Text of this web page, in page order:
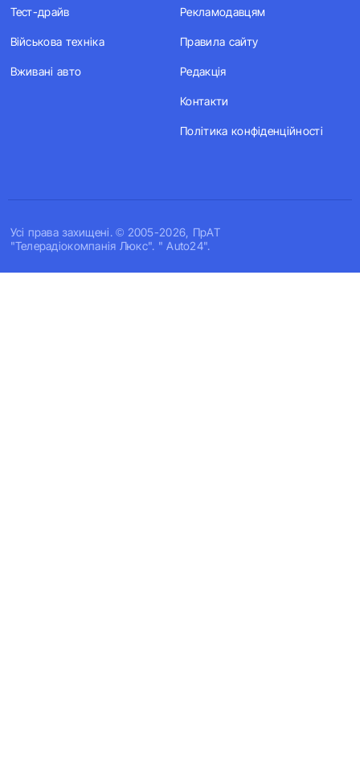
Усi права захищенi. © 2005-2026, ПрАТ
"Телерадіокомпанія Люкс". " Auto24".
Тест-драйв
Військова техніка
Вживані авто
Рекламодавцям
Правила сайту
Редакція
Контакти
Політика конфіденційності